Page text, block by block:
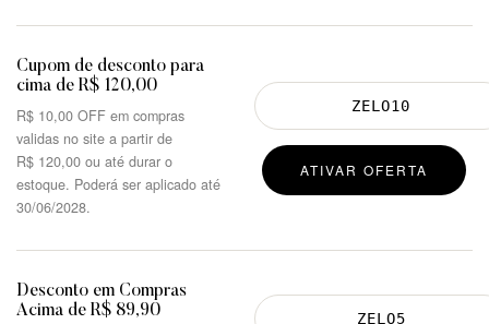
Cupom de desconto para
cima de R$ 120,00
R$ 10,00 OFF em compras
validas no site a partir de
R$ 120,00 ou até durar o
estoque. Poderá ser aplicado até
30/06/2028.
ATIVAR OFERTA
Desconto em Compras
Acima de R$ 89,90